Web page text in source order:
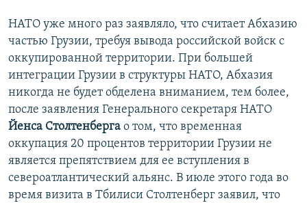
НАТО уже много раз заявляло, что считает Абхазию
частью Грузии, требуя вывода российской войск с
оккупированной территории. При большей
интеграции Грузии в структуры НАТО, Абхазия
никогда не будет обделена вниманием, тем более,
после заявления Генерального секретаря НАТО
Йенса Столтенберга о том, что временная
оккупация 20 процентов территории Грузии не
является препятствием для ее вступления в
североатлантический альянс. В июле этого года во
время визита в Тбилиси Столтенберг заявил, что